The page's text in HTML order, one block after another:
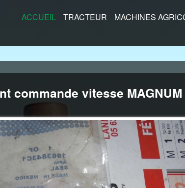
ACCUEIL TRACTEUR MACHINES
commande vitesse MAGNUM